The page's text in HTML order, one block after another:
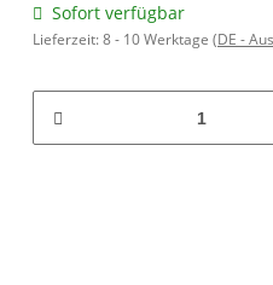
Sofort verfügbar
Lieferzeit:8 - 10 Werktage (DE -